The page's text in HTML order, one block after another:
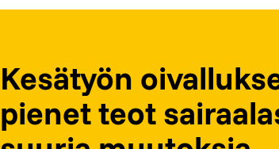
Kesätyön
pienet teot